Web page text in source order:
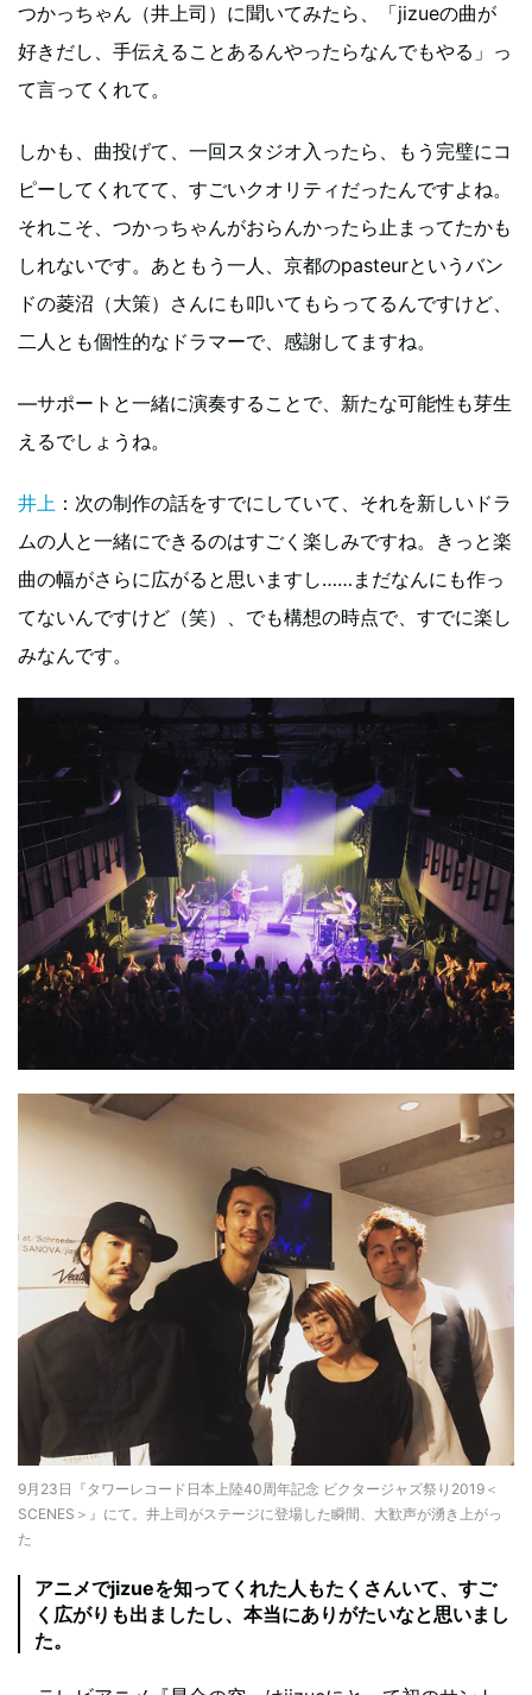
つかっちゃん（井上司）に聞いてみたら、「jizueの曲が
好きだし、手伝えることあるんやったらなんでもやる」っ
て言ってくれて。
しかも、曲投げて、一回スタジオ入ったら、もう完璧にコ
ピーしてくれてて、すごいクオリティだったんですよね。
それこそ、つかっちゃんがおらんかったら止まってたかも
しれないです。あともう一人、京都のpasteurというバン
ドの菱沼（大策）さんにも叩いてもらってるんですけど、
二人とも個性的なドラマーで、感謝してますね。
―サポートと一緒に演奏することで、新たな可能性も芽生
えるでしょうね。
井上 ：次の制作の話をすでにしていて、それを新しいドラ
ムの人と一緒にできるのはすごく楽しみですね。きっと楽
曲の幅がさらに広がると思いますし……まだなんにも作っ
てないんですけど（笑）、でも構想の時点で、すでに楽し
みなんです。
9月23日『タワーレコード日本上陸40周年記念 ビクタージャズ祭り2019＜
SCENES＞』にて。井上司がステージに登場した瞬間、大歓声が湧き上がっ
た
アニメでjizueを知ってくれた人もたくさんいて、すご
く広がりも出ましたし、本当にありがたいなと思いまし
た。